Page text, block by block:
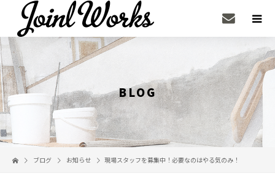
BLOG
ブログ お知らせ 現場スタッフを募集中！必要なのはやる気のみ！